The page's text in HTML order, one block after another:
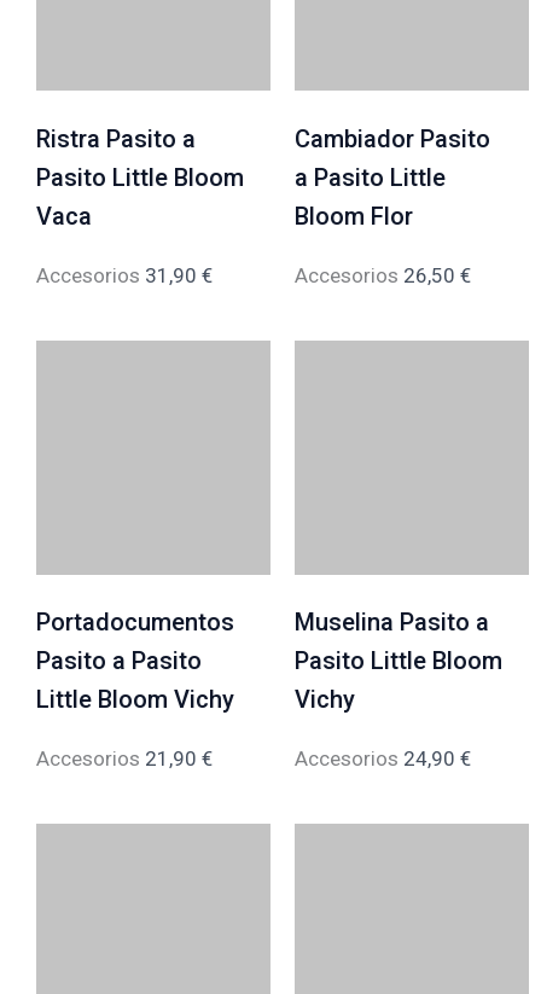
Ristra Pasito a
Pasito Little Bloom
Vaca
Accesorios 31,90 €
Cambiador Pasito
a Pasito Little
Bloom Flor
Accesorios 26,50 €
Portadocumentos
Pasito a Pasito
Little Bloom Vichy
Accesorios 21,90 €
Muselina Pasito a
Pasito Little Bloom
Vichy
Accesorios 24,90 €